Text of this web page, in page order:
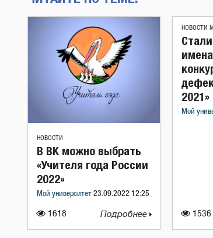
НОВОСТИ
1618
В ВК можно выбрать
«Учителя года России
2022»
Мой университет 23.09.2022 12:25
Подробнее
НОВОСТИ
1536
2021»
Мой